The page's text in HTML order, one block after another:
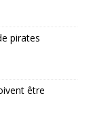
pirates
être